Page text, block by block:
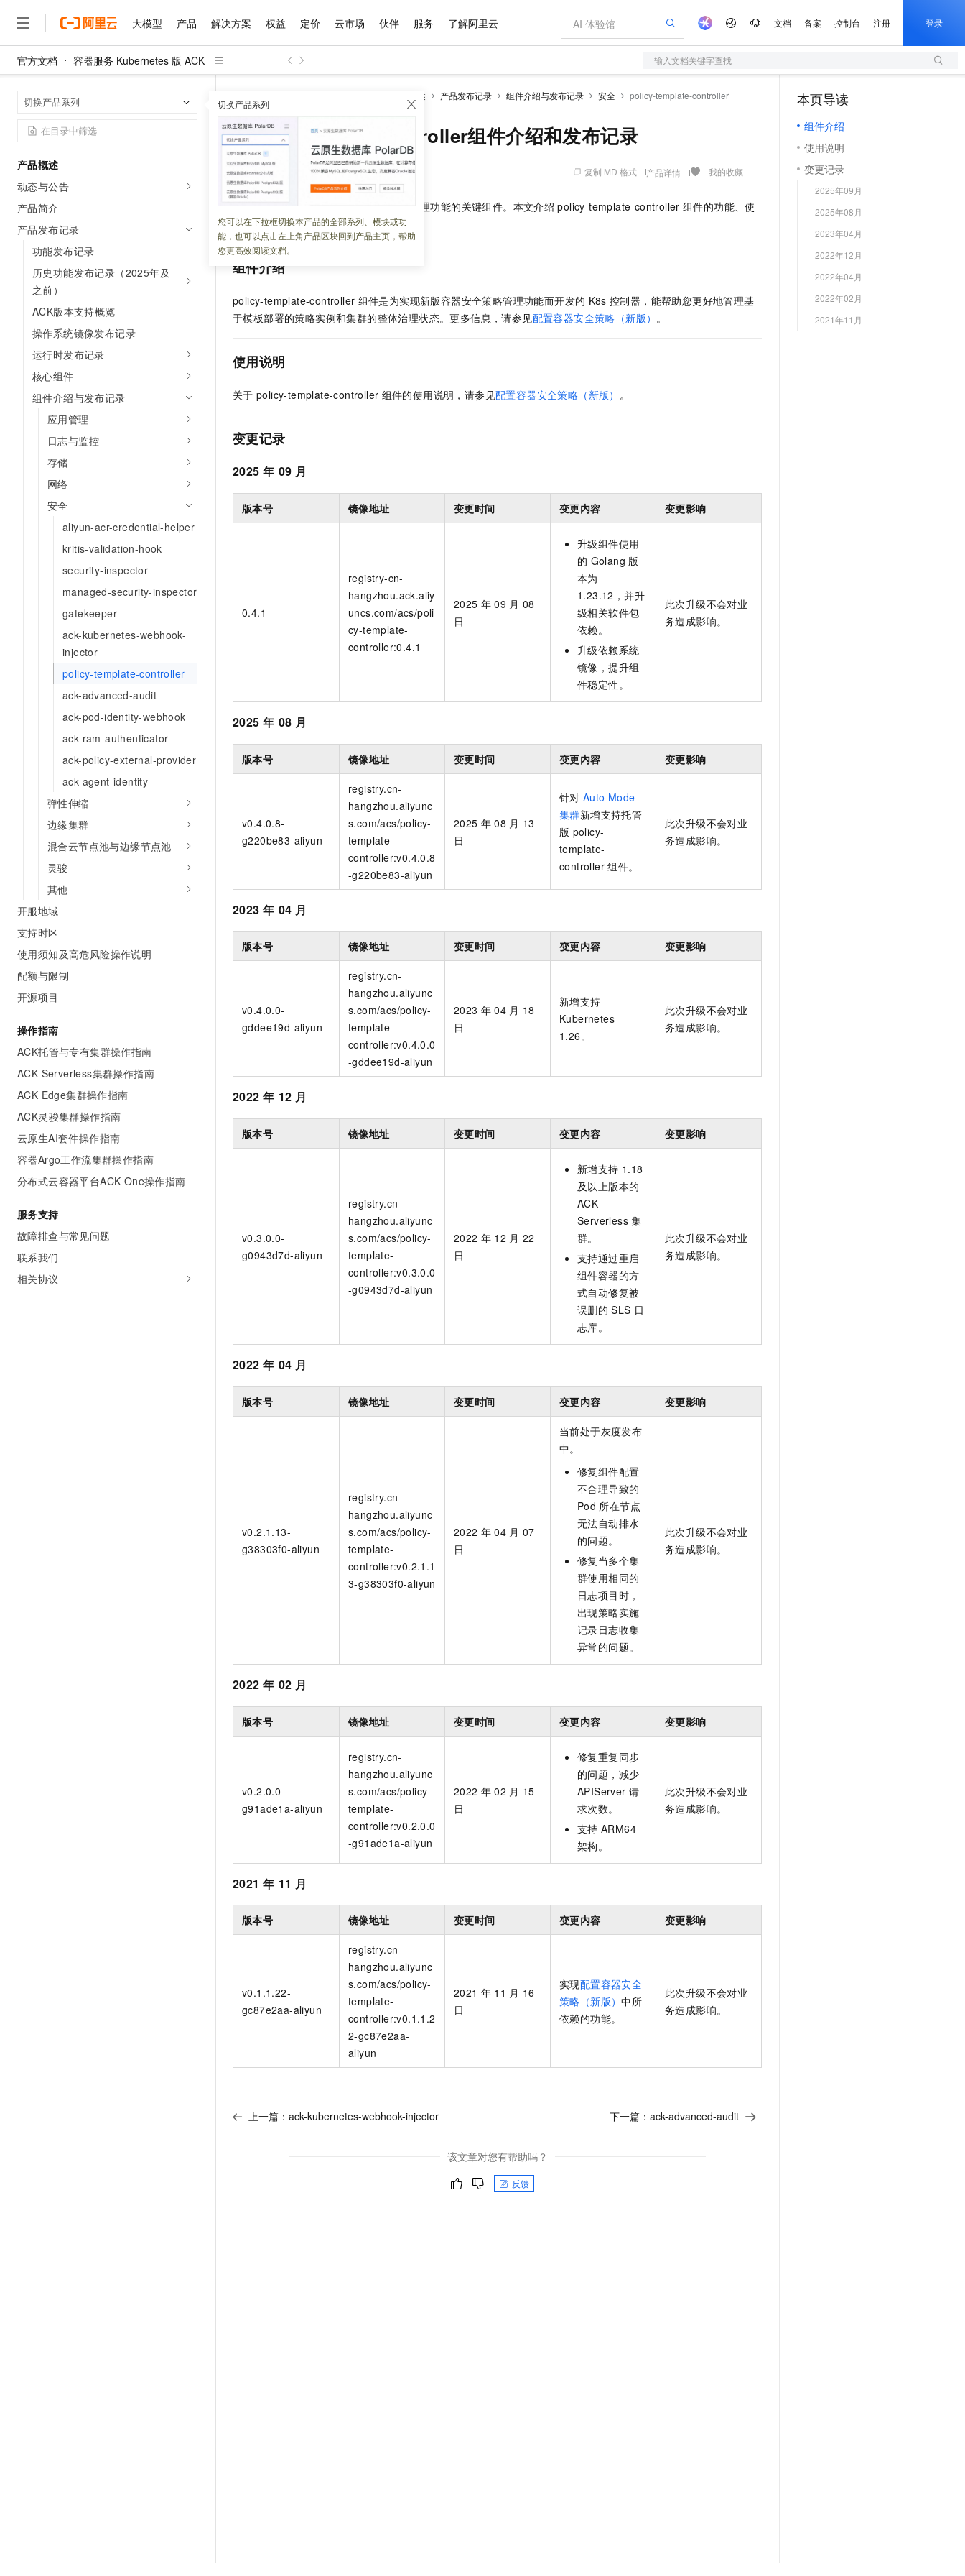
大模型 产品 解决方案 权益 定价 云市场 伙伴 服务 了解阿里云 文档 备案 控制台 注册 登录
官方文档 容器服务 Kubernetes 版 ACK 输入文档关键字查找
切换产品系列 切换产品系列
您可以在下拉框切换本产品的全部系列、模块或功
能，也可以点击左上角产品区块回到产品主页，帮助
您更高效阅读文档。
产品概述
动态与公告
产品简介
产品发布记录
功能发布记录
历史功能发布记录（2025年及
之前）
ACK版本支持概览
操作系统镜像发布记录
运行时发布记录
核心组件
组件介绍与发布记录
应用管理
日志与监控
存储
网络
安全
aliyun-acr-credential-helper
kritis-validation-hook
security-inspector
managed-security-inspector
gatekeeper
ack-kubernetes-webhook-
injector
policy-template-controller
ack-advanced-audit
ack-pod-identity-webhook
ack-ram-authenticator
ack-policy-external-provider
ack-agent-identity
弹性伸缩
边缘集群
混合云节点池与边缘节点池
灵骏
其他
开服地域
支持时区
使用须知及高危风险操作说明
配额与限制
开源项目
操作指南
ACK托管与专有集群操作指南
ACK Serverless集群操作指南
ACK Edge集群操作指南
ACK灵骏集群操作指南
云原生AI套件操作指南
容器Argo工作流集群操作指南
分布式云容器平台ACK One操作指南
服务支持
故障排查与常见问题
联系我们
相关协议
产品概述 产品发布记录 组件介绍与发布记录 安全 policy-template-controller
policy-template-controller组件介绍和发布记录
更新时间： 2025-09-16 02:36:41 复制 MD 格式 产品详情 我的收藏
是实现策略管理功能的关键组件。本文介绍 policy-template-controller 组件的功能、使
用说明和变更记录。
组件介绍
policy-template-controller 组件是为实现新版容器安全策略管理功能而开发的 K8s 控制器，能帮助您更好地管理基
于模板部署的策略实例和集群的整体治理状态。更多信息，请参见配置容器安全策略（新版） 。
使用说明
关于 policy-template-controller 组件的使用说明，请参见配置容器安全策略（新版） 。
变更记录
2025 年 09 月
版本号 镜像地址 变更时间 变更内容 变更影响
0.4.1
registry-cn-
hangzhou.ack.aliy
uncs.com/acs/poli
cy-template-
controller:0.4.1
2025 年 09 月 08
日
升级组件使用
的 Golang 版
本为
1.23.12，并升
级相关软件包
依赖。
升级依赖系统
镜像，提升组
件稳定性。
此次升级不会对业
务造成影响。
2025 年 08 月
版本号 镜像地址 变更时间 变更内容 变更影响
v0.4.0.8-
g220be83-aliyun
registry.cn-
hangzhou.aliyunc
s.com/acs/policy-
template-
controller:v0.4.0.8
-g220be83-aliyun
2025 年 08 月 13
日
针对 Auto Mode
集群新增支持托管
版 policy-
template-
controller 组件。
此次升级不会对业
务造成影响。
2023 年 04 月
版本号 镜像地址 变更时间 变更内容 变更影响
v0.4.0.0-
gddee19d-aliyun
registry.cn-
hangzhou.aliyunc
s.com/acs/policy-
template-
controller:v0.4.0.0
-gddee19d-aliyun
2023 年 04 月 18
日
新增支持
Kubernetes
1.26。
此次升级不会对业
务造成影响。
2022 年 12 月
版本号 镜像地址 变更时间 变更内容 变更影响
v0.3.0.0-
g0943d7d-aliyun
registry.cn-
hangzhou.aliyunc
s.com/acs/policy-
template-
controller:v0.3.0.0
-g0943d7d-aliyun
2022 年 12 月 22
日
新增支持 1.18
及以上版本的
ACK
Serverless 集
群。
支持通过重启
组件容器的方
式自动修复被
误删的 SLS 日
志库。
此次升级不会对业
务造成影响。
2022 年 04 月
版本号 镜像地址 变更时间 变更内容 变更影响
v0.2.1.13-
g38303f0-aliyun
registry.cn-
hangzhou.aliyunc
s.com/acs/policy-
template-
controller:v0.2.1.1
3-g38303f0-aliyun
2022 年 04 月 07
日
当前处于灰度发布
中。
修复组件配置
不合理导致的
Pod 所在节点
无法自动排水
的问题。
修复当多个集
群使用相同的
日志项目时，
出现策略实施
记录日志收集
异常的问题。
此次升级不会对业
务造成影响。
2022 年 02 月
版本号 镜像地址 变更时间 变更内容 变更影响
v0.2.0.0-
g91ade1a-aliyun
registry.cn-
hangzhou.aliyunc
s.com/acs/policy-
template-
controller:v0.2.0.0
-g91ade1a-aliyun
2022 年 02 月 15
日
修复重复同步
的问题，减少
APIServer 请
求次数。
支持 ARM64
架构。
此次升级不会对业
务造成影响。
2021 年 11 月
版本号 镜像地址 变更时间 变更内容 变更影响
v0.1.1.22-
gc87e2aa-aliyun
registry.cn-
hangzhou.aliyunc
s.com/acs/policy-
template-
controller:v0.1.1.2
2-gc87e2aa-
aliyun
2021 年 11 月 16
日
实现配置容器安全
策略（新版）中所
依赖的功能。
此次升级不会对业
务造成影响。
上一篇： ack-kubernetes-webhook-injector 下一篇： ack-advanced-audit
该文章对您有帮助吗？
反馈
本页导读
组件介绍
使用说明
变更记录
2025年09月
2025年08月
2023年04月
2022年12月
2022年04月
2022年02月
2021年11月
大模型
大模型服务平台百炼
大模型
文本生成
Qwen3.8-Max HOT
智能体时代全能旗舰模型
Qwen3.7-Plus
Qwen3-VL-Plus
视觉 Coding、空间感知、多模态思考等全面升级
Kimi 最新旗舰模型，长程编程与推理利器
GLM-5.2
1M上下文，专为长程任务能力而生
Wan2.7-T2V
语音识别与合成
在线体验全尺寸、多种模态的模型效果
Happy 系列大模型 人工智能平台 PAI 秒悟
快速部署 Dify，高效搭建 AI 应用
10 分钟在聊天系统中增加一个 AI 助手 即刻拥有 DeepSeek-R1 满血版
多模态数据信息提取
超强辅助，Bolt.diy 一步搞定创意建站
产品
精选产品
人工智能与机器学习
容器
存储
网络与CDN
安全
数据库
大数据计算
媒体服务
企业服务与云通信
域名与网站
终端用户计算
Serverless
开发工具
迁移与运维管理
专有云
精选产品
大模型服务平台百炼
大模型服务与应用平台
千问大模型
多元化、高性能、安全可靠的大模型服务
无影云电脑
随时随地安全接入的云上超级电脑
云解析DNS
面向分析的企业级SaaS模式云数据仓库
域名与网站
提供智能易用的域名与建站服务
对象存储 OSS
人工智能平台 PAI
一站式AI开发、训练和推理服务
Qoder CN
提供一站式管理容器应用的 K8s 服务
安全可靠、弹性可伸缩的云计算服务
全托管，含MySQL、PostgreSQL、SQL Server、MariaDB多引擎
面向真实软件的智能体编程平台
云原生的云上边界网络安全防护产品
轻量应用服务器
数字证书管理服务（原SSL证书）
实现全站HTTPS，呈现可信的WEB访问
解决方案
精选解决方案
AI
大数据
现代化应用
安全
网络
可观测
上云与迁云
企业出海
政企业务
精选解决方案
千问办公，解锁你的工作新方式
企业级Agent产品，直接交付可用成果
Agency Agents：拥有专属领域专家
多领域专家智能体,一键组建 AI 虚拟交付团队
HappyHorse 打造一站式影视创作平台
快速拥有专属 OpenClaw
睿译宝，AI翻译排版一步到位
上传文档即自动完成翻译和格式还原
GLM-5.2：长任务时代开源旗舰模型
Hermes Agent，打造自进化智能体
自主进化，持久记忆，越用越聪明
Claude Code + GStack 打造工程团队
轻松解锁专属 DeepSeek-V4-Pro
5 分钟轻松部署专属 QwenPaw HOT
从聊天伙伴进化为能主动干活的本地数字员工
一句话生成原生可编辑精美 PPT 文稿
输入一句话想法, 轻松生成专业的 PPT
一键部署幻兽帕鲁游戏服务器
一键购买专属联机服务器，轻松开启游戏
漫剧工坊：一站式动画创作平台
快速生产连贯的高质量长漫剧
高效部署网站，快速应用到小程序
权益 普惠上云
普惠上云 官方力荐
云服务器38元/年起，超值低价云产品抢先购
官方推荐返现计划
推荐新用户得奖励，单订单最高返9万
云工开物
高校专属算力普惠，学生认证享300元代金券
免费试用
最高领取价值200元试用点，立即开启云上创新
产品新客免费试用，最长12个月
助力企业全员 AI 认知与能力提升
AI 特惠
智启 AI 普惠权益
至高享 1亿+免费 tokens，加速 Al 应用落地
阿里云 OPC 创新助力计划
至高百万元 Token 补贴，加速一人公司成长
Token Plan 模型订阅计划 NEW
Qwen3.8-Max 首发尝鲜，限时加量 10 倍，夜间低至2折
千问办公，限时限量积分加倍
送.CN域名，送备案服务码
AI 场景体验
智能编程，一键开启高性价比 AI 编程新体验
从图文生成到视频创作，一键激活电商全链路生产力
AI 广告创作
图文、视频一站生成，高效打造优质广告素材
AI助力短剧漫剧创作，剧本、分镜、视频高效生成
自动承接线索、识别商机，让客服更高效、服务更出色。
AI 活动
AI 生产力先锋
先锋实践拓展 AI 生产力的边界
飞天发布时刻
所见，即是所愿
从基础到进阶，Agent 创客手把手教你
创新加速
覆盖90%+业务场景，专享组合折扣价
定价 产品定价
了解云产品的定价详情
云上成本管理
管理和优化成本
价格计算器
自助选配和估算价格
价格优势
推动算力普惠，释放技术红利
配置报价器
阿里云 OPC 创新助力计划
Token 补贴，五大权
益加速 OPC 成功
云市场 精选商城
网站建设
多端小程序
Salesforce 国际版订阅
友盟天域
观测云
Tuya 物联网平台阿里云版
蓝凌 OA
畅捷通
AI空中课堂在线直播课堂（旗舰版）
行业生态解决方案
开发者生态解决方案
AI 开发和 AI 应用解决方案
数据与 API
数据集
手机三要素
身份实名认证
短信
OCR 文字识别
发票查验
CRM
广告营销
基础软件
宝塔 Linux
JAVA
Ubuntu
模板小程序
定制小程序
APP 开发
建站系统
专业服务
伙伴 成为销售伙伴
分销伙伴
咨询伙伴
销售伙伴合作计划
Salesforce On Alibaba Cloud
Consulting Partner 合作计划
AI 大模型销售与服务生态合作计划
成为产品伙伴
产品生态集成认证中心
产品生态伙伴
产品生态伙伴工作台
产品伙伴合作计划
弹性计算合作计划
云网络合作计划
成为服务伙伴
服务生态伙伴
服务伙伴合作计划
Al MaaS 服务伙伴赋能合作
伙伴信用分合作计划
更多支持
合作伙伴培训与认证
查询合作伙伴
登录合作伙伴管理后台
服务 售前咨询
在线服务
售后服务
自助服务
工单服务
短信专区
企业增值服务
企业支持计划
专家技术服务
企业增值服务台
企业成长
服务实践
阿里云认证
全部认证
信息公告
开发者社区
我要反馈
了解阿里云 为什么选择阿里云
什么是云计算
技术领先
稳定可靠
安全合规
分析师报告
研究报告与白皮书
AI 算法大赛
入门学习赛
最佳实践
云上春晚
云上奥运之旅
云栖战略参考
云上的中国
看见新力量
金融模力时刻
市场活动
阿里云中企出海大会
高校合作
加入我们
校园招聘